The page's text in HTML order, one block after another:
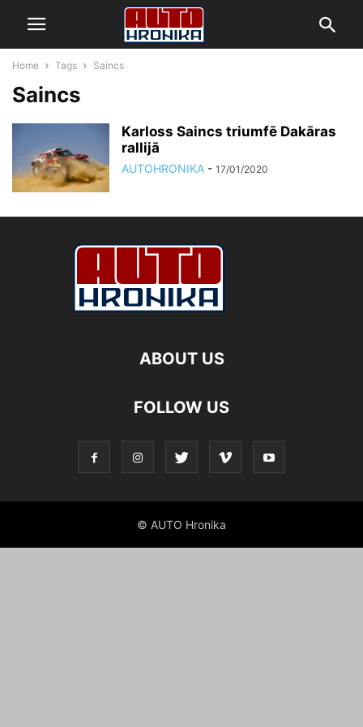
Home Tags Saincs
Saincs
Karloss Saincs triumfē Dakāras
rallijā
AUTOHRONIKA - 17/01/2020
ABOUT US
FOLLOW US
© AUTO Hronika